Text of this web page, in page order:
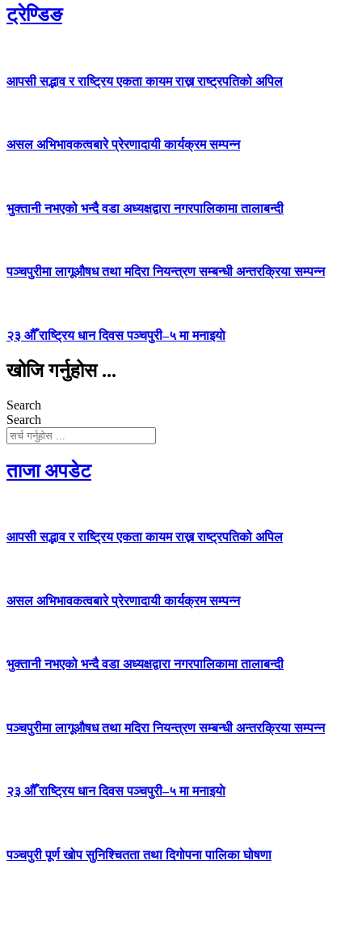
ट्रेण्डिङ
आपसी सद्भाव र राष्ट्रिय एकता कायम राख्न राष्ट्रपतिको अपिल
असल अभिभावकत्वबारे प्रेरणादायी कार्यक्रम सम्पन्न
भुक्तानी नभएको भन्दै वडा अध्यक्षद्वारा नगरपालिकामा तालाबन्दी
पञ्चपुरीमा लागूऔषध तथा मदिरा नियन्त्रण सम्बन्धी अन्तरक्रिया सम्पन्न
२३ औँ राष्ट्रिय धान दिवस पञ्चपुरी–५ मा मनाइयाे
खोजि गर्नुहोस ...
Search
Search
ताजा अपडेट
आपसी सद्भाव र राष्ट्रिय एकता कायम राख्न राष्ट्रपतिको अपिल
असल अभिभावकत्वबारे प्रेरणादायी कार्यक्रम सम्पन्न
भुक्तानी नभएको भन्दै वडा अध्यक्षद्वारा नगरपालिकामा तालाबन्दी
पञ्चपुरीमा लागूऔषध तथा मदिरा नियन्त्रण सम्बन्धी अन्तरक्रिया सम्पन्न
२३ औँ राष्ट्रिय धान दिवस पञ्चपुरी–५ मा मनाइयाे
पञ्चपुरी पूर्ण खोप सुनिश्चितता तथा दिगोपना पालिका घोषणा